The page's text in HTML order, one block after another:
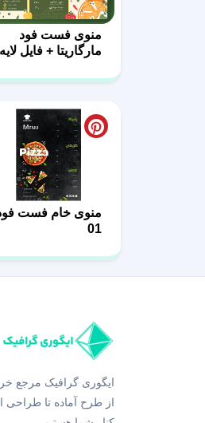
منوی فست فود
مارگاریتا + فایل لایه
منوی خام فست
01
ایگوری گرافیک مرجع
از طرح آماده تا